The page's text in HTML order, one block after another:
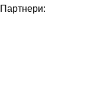
Партнери: